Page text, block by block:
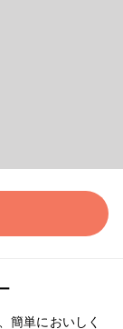
簡単においしく